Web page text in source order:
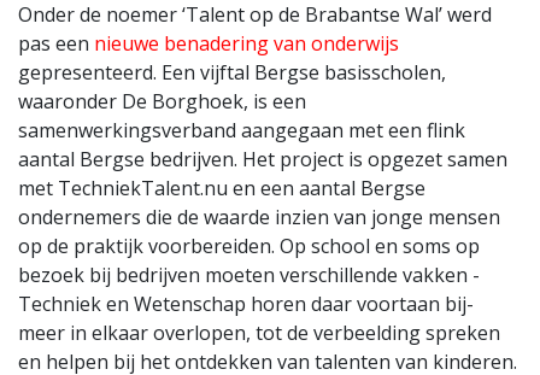
Onder de noemer ‘Talent op de Brabantse Wal’ werd
pas een nieuwe benadering van onderwijs
gepresenteerd. Een vijftal Bergse basisscholen,
waaronder De Borghoek, is een
samenwerkingsverband aangegaan met een flink
aantal Bergse bedrijven. Het project is opgezet samen
met TechniekTalent.nu en een aantal Bergse
ondernemers die de waarde inzien van jonge mensen
op de praktijk voorbereiden. Op school en soms op
bezoek bij bedrijven moeten verschillende vakken -
Techniek en Wetenschap horen daar voortaan bij-
meer in elkaar overlopen, tot de verbeelding spreken
en helpen bij het ontdekken van talenten van kinderen.